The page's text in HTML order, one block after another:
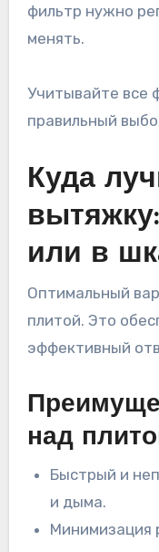
фильтр нужно
менять.
Учитывайте все
правильный
Куда
или в
Оптимальный
плитой. Это
эффективный
над
Быстрый и
и дыма.
Минимизация